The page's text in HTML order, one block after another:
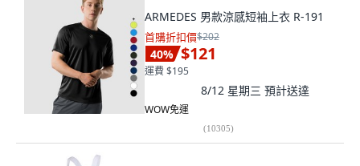
ARMEDES 男款涼感短袖上衣 R-191
首購折扣價$202
40% $121
運費 $195
8/12 星期三 預計送達
WOW免運
(10305)